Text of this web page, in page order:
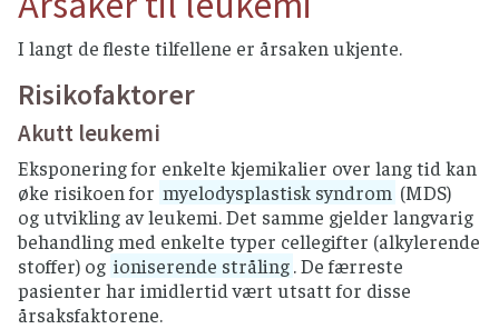
I langt de fleste tilfellene er årsaken ukjente.
Risikofaktorer
Akutt leukemi
Eksponering for enkelte kjemikalier over lang tid kan
øke risikoen for myelodysplastisk syndrom (MDS)
og utvikling av leukemi. Det samme gjelder langvarig
behandling med enkelte typer cellegifter (alkylerende
stoffer) og ioniserende stråling. De færreste
pasienter har imidlertid vært utsatt for disse
årsaksfaktorene.